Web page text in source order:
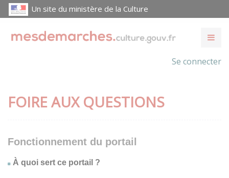
Un site du ministère de la Culture
Se connecter
FOIRE AUX QUESTIONS
Fonctionnement du portail
À quoi sert ce portail ?